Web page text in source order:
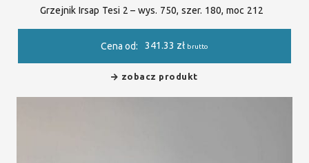
Grzejnik Irsap Tesi 2 – wys. 750, szer. 180, moc 212
Cena od: 341.33 zł brutto
zobacz produkt